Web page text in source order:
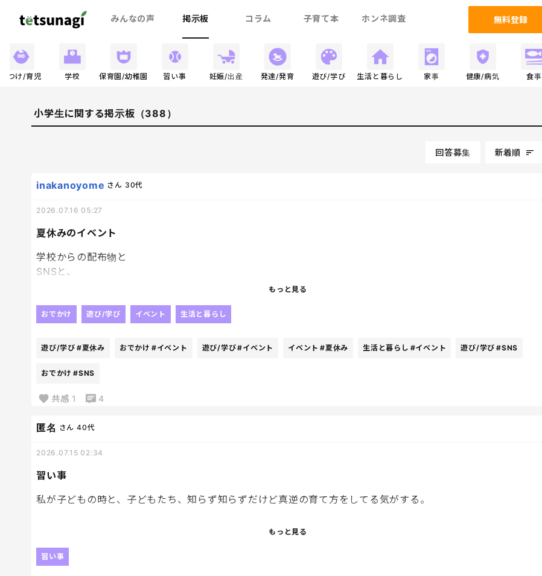
みんなの声 掲示板 コラム 子育て本 ホンネ調査 無料登録
しつけ/育児 学校 保育園/幼稚園 習い事 妊娠/出産 発達/発育 遊び/学び 生活と暮らし 家事 健康/病気 食事
小学生に関する掲示板（388）
回答募集 新着順
夏休みのイベント
inakanoyome さん 30代
2026.07.16 05:27
学校からの配布物と
SNSと、
ポチポチ申込。
しっかり楽しめないとね！
難しくて小学生向けだなってものもあるから、
申し込んだ物忘れて
もっと見る
おでかけ 遊び/学び イベント 生活と暮らし
遊び/学び #夏休み おでかけ #イベント 遊び/学び#イベント イベント #夏休み 生活と暮らし #イベント 遊び/学び #SNS
おでかけ #SNS
共感 1 4
習い事
匿名 さん 40代
2026.07.15 02:34
私が子どもの時と、子どもたち、知らず知らずだけど真逆の育て方をしてる気がする。
バレエ、絵、英語、ピアノ、スイミングなど…
もっと見る
習い事